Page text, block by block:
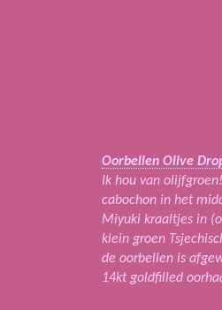
Oorbellen Olive
Ik hou van
cabochon in het
Miyuki kraaltjes in
klein groen
de oorbellen is
14kt goldfilled